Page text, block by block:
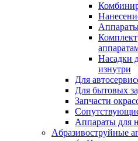
Насадки
изнутри
Для
Для бытовых
Запчасти
Аппараты для
Aбразивоструйные